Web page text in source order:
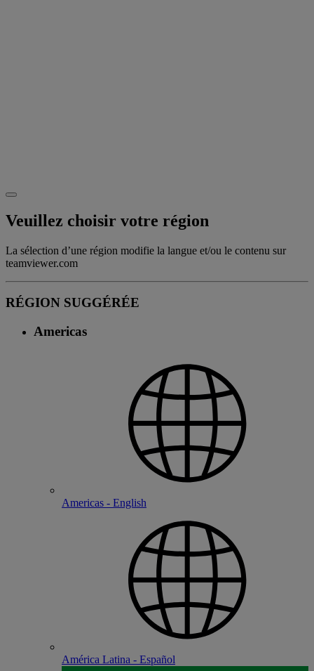
Veuillez choisir votre région
La sélection d’une région modifie la langue et/ou le contenu sur
teamviewer.com
RÉGION SUGGÉRÉE
Americas
Americas - English
América Latina - Español